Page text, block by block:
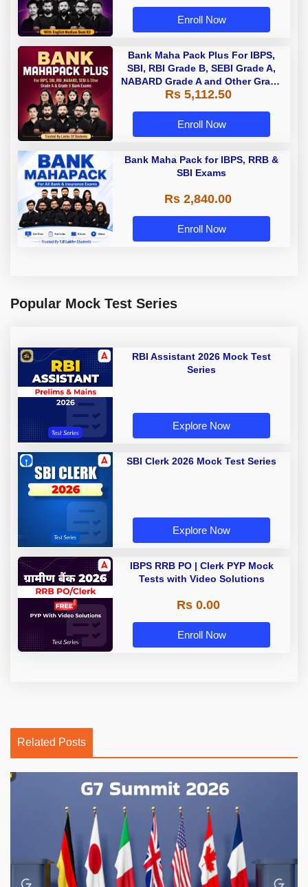
Enroll Now
Bank Maha Pack Plus For IBPS,
SBI, RBI Grade B, SEBI Grade A,
NABARD Grade A and Other Grade
A & Grade B Bank Exams
Rs 5,112.50
Enroll Now
Bank Maha Pack for IBPS, RRB &
SBI Exams
Rs 2,840.00
Enroll Now
Popular Mock Test Series
RBI Assistant 2026 Mock Test
Series
Explore Now
SBI Clerk 2026 Mock Test Series
Explore Now
IBPS RRB PO | Clerk PYP Mock
Tests with Video Solutions
Rs 0.00
Enroll Now
Related Posts